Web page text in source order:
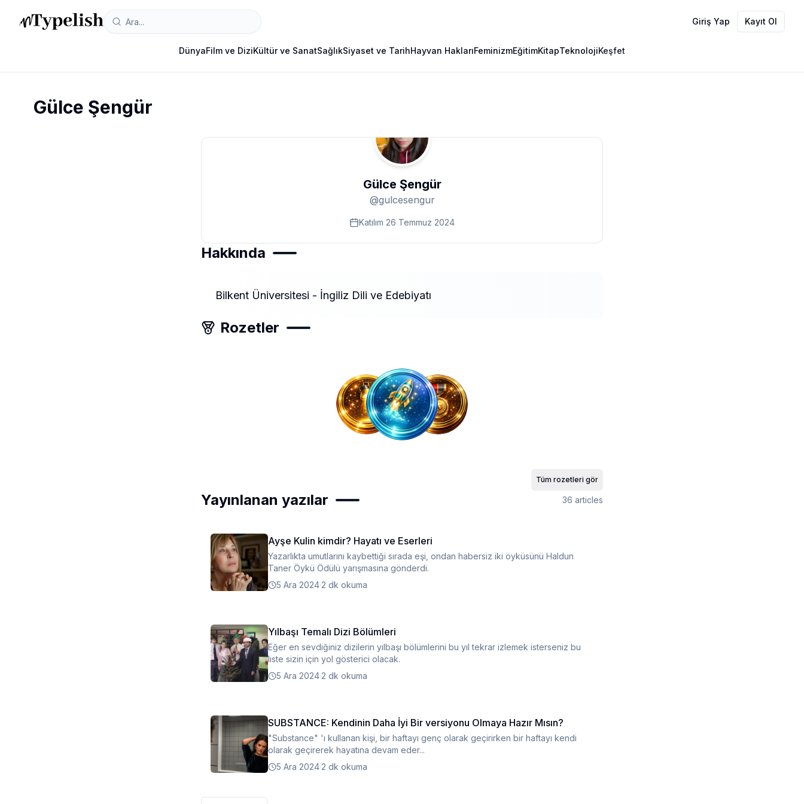
Giriş Yap Kayıt Ol
DünyaFilm ve DiziKültür ve SanatSağlıkSiyaset ve TarihHayvan HaklarıFeminizmEğitimKitapTeknolojiKeşfet
Gülce Şengür
Gülce Şengür
@gulcesengur
Katılım 26 Temmuz 2024
Hakkında
Bilkent Üniversitesi - İngiliz Dili ve Edebiyatı
Rozetler
Tüm rozetleri gör
Yayınlanan yazılar 36 articles
Ayşe Kulin kimdir? Hayatı ve Eserleri
Yazarlıkta umutlarını kaybettiği sırada eşi, ondan habersiz iki öyküsünü Haldun
Taner Öykü Ödülü yarışmasına gönderdi.
5 Ara 2024·2 dk okuma
Yılbaşı Temalı Dizi Bölümleri
Eğer en sevdiğiniz dizilerin yılbaşı bölümlerini bu yıl tekrar izlemek isterseniz bu
liste sizin için yol gösterici olacak.
5 Ara 2024·2 dk okuma
SUBSTANCE: Kendinin Daha İyi Bir versiyonu Olmaya Hazır Mısın?
"Substance" 'ı kullanan kişi, bir haftayı genç olarak geçirirken bir haftayı kendi
olarak geçirerek hayatına devam eder...
5 Ara 2024·2 dk okuma